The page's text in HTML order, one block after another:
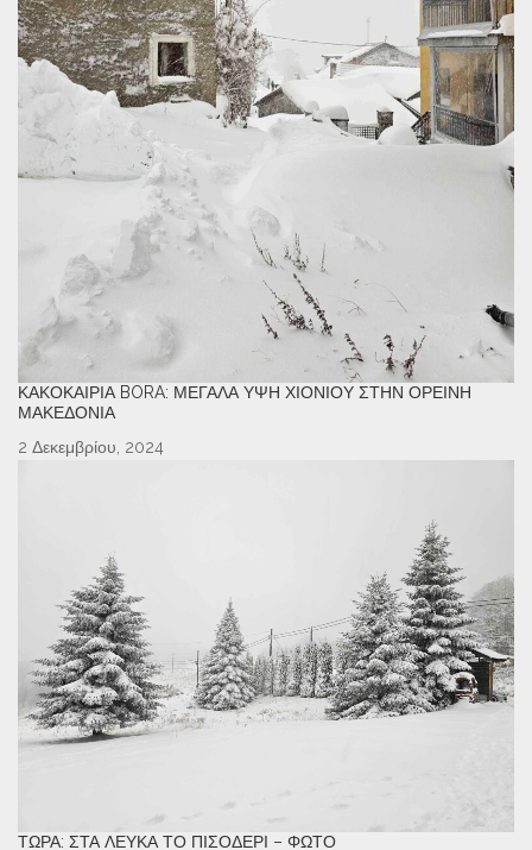
ΚΑΚΟΚΑΙΡΊΑ BORA: ΜΕΓΆΛΑ ΎΨΗ ΧΙΟΝΙΟΎ ΣΤΗΝ ΟΡΕΙΝΉ
ΜΑΚΕΔΟΝΊΑ
2 Δεκεμβρίου, 2024
ΤΏΡΑ: ΣΤΑ ΛΕΥΚΆ ΤΟ ΠΙΣΟΔΈΡΙ – ΦΩΤΌ